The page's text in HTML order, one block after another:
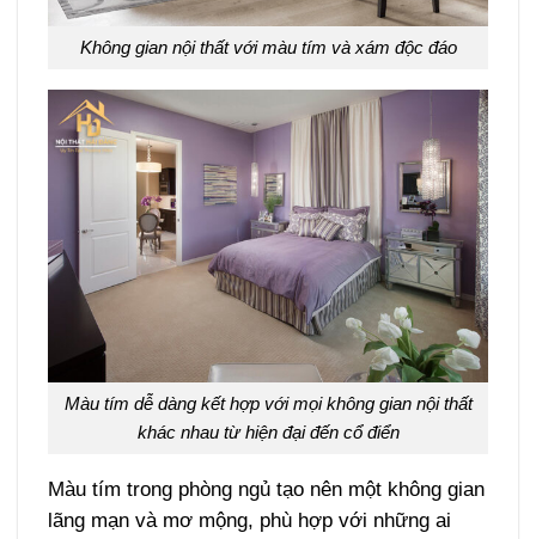
Không gian nội thất với màu tím và xám độc đáo
Màu tím dễ dàng kết hợp với mọi không gian nội thất
khác nhau từ hiện đại đến cổ điển
Màu tím trong phòng ngủ tạo nên một không gian
lãng mạn và mơ mộng, phù hợp với những ai